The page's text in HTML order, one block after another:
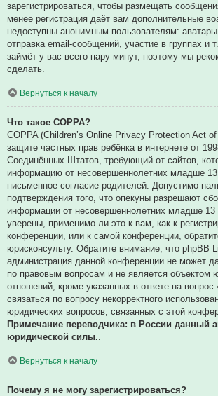
зарегистрироваться, чтобы размещать
менее регистрация даёт вам дополнительные
недоступны анонимным пользователям:
отправка email-сообщений, участие в группах и
займёт у вас всего пару минут, поэтому мы
сделать.
Вернуться к началу
Что такое COPPA?
COPPA (Children’s Online Privacy Protection Act
защите частных прав ребёнка в интернете от
Соединённых Штатов, требующий от сайтов,
информацию от несовершеннолетних младше 13
письменное согласие родителей. Допустимо
подтверждения того, что опекуны разрешают
информации от несовершеннолетних младше
уверены, применимо ли это к вам, как к
конференции, или к самой конференции,
юрисконсульту. Обратите внимание, что phpBB
администрация данной конференции не может
по правовым вопросам и не является объектом
отношений, кроме указанных в ответе на
связаться по вопросу некорректного
юридических вопросов, связанных с этой
Примечание переводчика: в России данный
юридической силы..
Вернуться к началу
Почему я не могу зарегистрироваться?